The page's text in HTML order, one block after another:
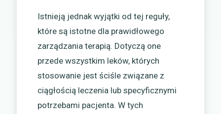
Istnieją jednak wyjątki od tej reguły,
które są istotne dla prawidłowego
zarządzania terapią. Dotyczą one
przede wszystkim leków, których
stosowanie jest ściśle związane z
ciągłością leczenia lub specyficznymi
potrzebami pacjenta. W tych